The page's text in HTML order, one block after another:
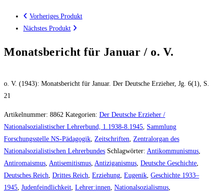
Vorheriges Produkt
Nächstes Produkt
Monatsbericht für Januar / o. V.
o. V. (1943): Monatsbericht für Januar. Der Deutsche Erzieher, Jg. 6(1), S.
21
Artikelnummer: 8862 Kategorien: Der Deutsche Erzieher /
Nationalsozialistischer Lehrerbund, 1.1938-8.1945, Sammlung
Forschungsstelle NS-Pädagogik, Zeitschriften, Zentralorgan des
Nationalsozialistischen Lehrerbundes Schlagwörter: Antikommunismus,
Antiromaismus, Antisemitismus, Antiziganismus, Deutsche Geschichte,
Deutsches Reich, Drittes Reich, Erziehung, Eugenik, Geschichte 1933–
1945, Judenfeindlichkeit, Lehrer:innen, Nationalsozialismus,